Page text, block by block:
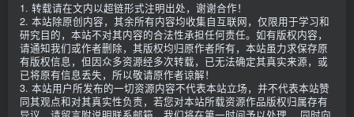
1. 转载请在文内以超链形式注明出处，谢谢合作！
2. 本站除原创内容，其余所有内容均收集自互联网，仅限用于学习和
研究目的，本站不对其内容的合法性承担任何责任。如有版权内容，
请通知我们或作者删除，其版权均归原作者所有，本站虽力求保存原
有版权信息，但因众多资源经多次转载，已无法确定其真实来源，或
已将原有信息丢失，所以敬请原作者谅解！
3. 本站用户所发布的一切资源内容不代表本站立场，并不代表本站赞
同其观点和对其真实性负责，若您对本站所载资源作品版权归属存有